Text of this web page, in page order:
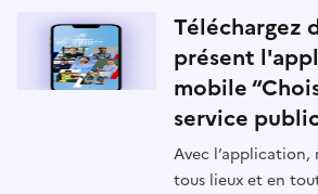
Téléchargez
présent
mobile
service
Avec l’application,
tous lieux et en